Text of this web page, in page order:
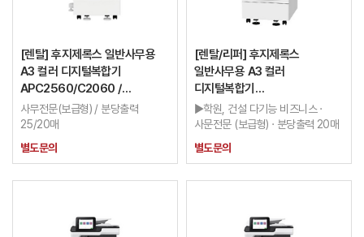
[렌탈] 후지제록스 일반사무용
A3 컬러 디지털복합기
APC2560/C2060 /
이월카운터 적용가능 / 3년
사무전문(보급형) / 분당출력
25/20매
별도문의
[렌탈/리퍼] 후지제록스
일반사무용 A3 컬러
디지털복합기
DCC2260/2263/2265 /
FAX포함 / 보증금20만 /
이월카운터 적용가능 / 2년
▶학원, 건설 다기능 비즈니스 ·
사문전문 (보급형) · 분당출력 20매
별도문의